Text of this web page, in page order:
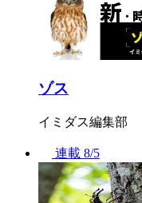
ゾス
イミダス編集部
連載 8/5